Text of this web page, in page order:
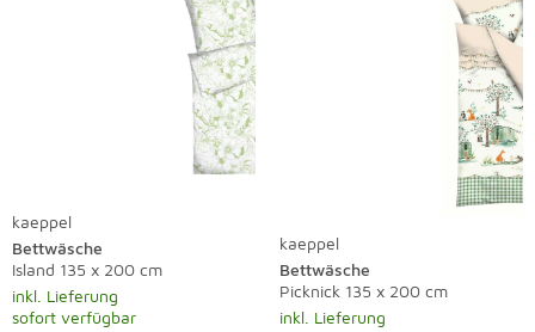
kaeppel
Bettwäsche
Island 135 x 200 cm
inkl. Lieferung
sofort verfügbar
kaeppel
Bettwäsche
Picknick 135 x 200 cm
inkl. Lieferung